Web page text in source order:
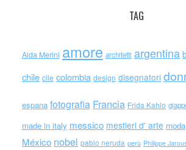
TAG
Alda Merini amore architetti argentina
chile cile colombia design disegnatori
espana fotografia Francia Frida Kahlo
made in italy messico mestieri d' arte moda
México nobel pablo neruda perù Philippe